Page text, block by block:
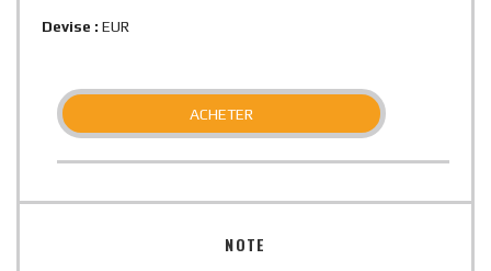
Devise : EUR
ACHETER
NOTE